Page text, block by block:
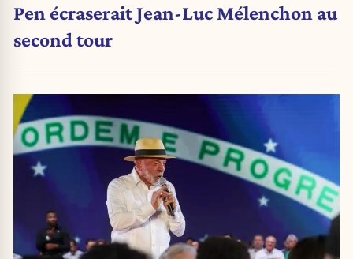
Pen écraserait Jean-Luc Mélenchon au
second tour